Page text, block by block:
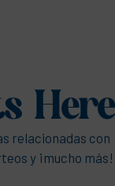
Here
relacionadas con
y ¡mucho más!